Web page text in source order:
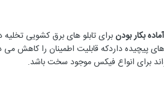
برای تابلو های برق کشویی
پیچیده داردکه قابلیت اطمینان را کاهش
برای انواع فیکس موجود سخت باشد.